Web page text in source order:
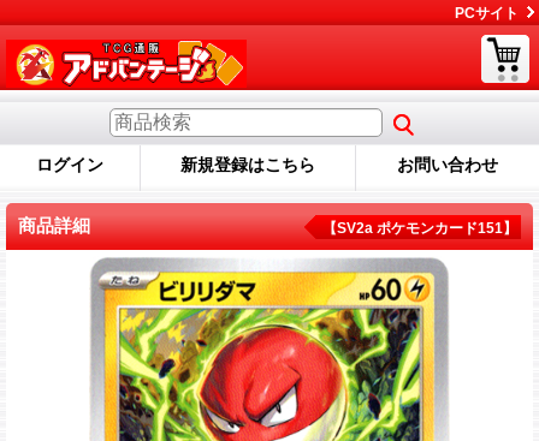
PCサイト
ログイン 新規登録はこちら お問い合わせ
商品詳細 【SV2a ポケモンカード151】